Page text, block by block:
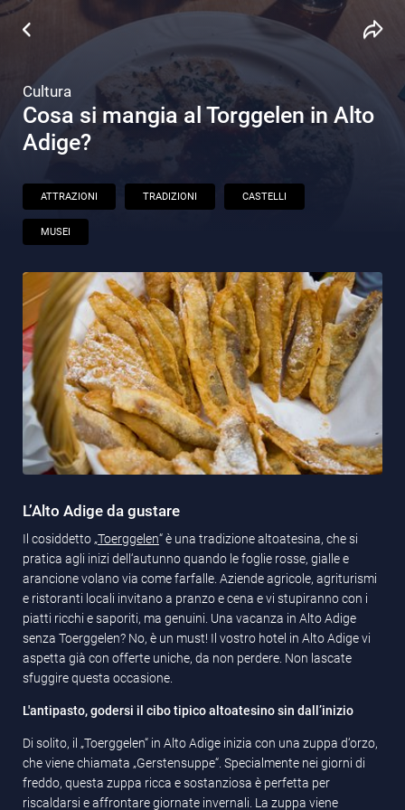
Cultura
Cosa si mangia al Torggelen in Alto
Adige?
ATTRAZIONI TRADIZIONI CASTELLI
MUSEI
L’Alto Adige da gustare
Il cosiddetto „Toerggelen“ è una tradizione altoatesina, che si
pratica agli inizi dell‘autunno quando le foglie rosse, gialle e
arancione volano via come farfalle. Aziende agricole, agriturismi
e ristoranti locali invitano a pranzo e cena e vi stupiranno con i
piatti ricchi e saporiti, ma genuini. Una vacanza in Alto Adige
senza Toerggelen? No, è un must! Il vostro hotel in Alto Adige vi
aspetta già con offerte uniche, da non perdere. Non lascate
sfuggire questa occasione.
L'antipasto, godersi il cibo tipico altoatesino sin dall’inizio
Di solito, il „Toerggelen“ in Alto Adige inizia con una zuppa d‘orzo,
che viene chiamata „Gerstensuppe“. Specialmente nei giorni di
freddo, questa zuppa ricca e sostanziosa è perfetta per
riscaldarsi e affrontare giornate invernali. La zuppa viene